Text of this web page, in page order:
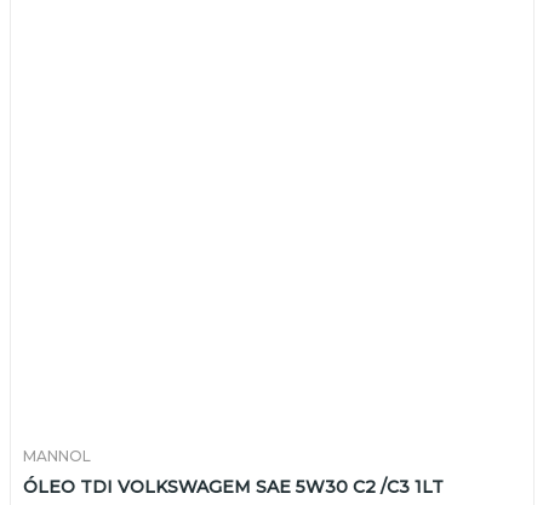
MANNOL
ÓLEO TDI VOLKSWAGEM SAE 5W30 C2 /C3 1LT